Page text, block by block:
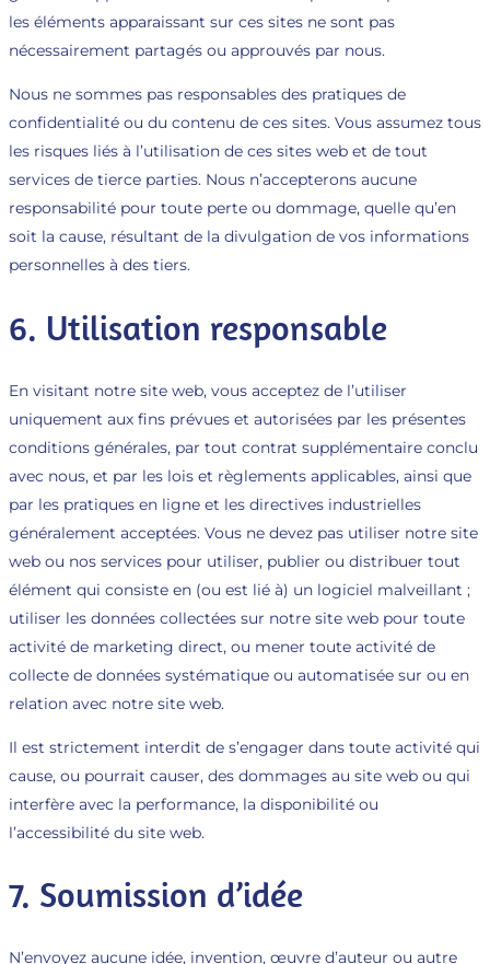
les éléments apparaissant sur ces sites ne sont pas
nécessairement partagés ou approuvés par nous.
Nous ne sommes pas responsables des pratiques de
confidentialité ou du contenu de ces sites. Vous assumez tous
les risques liés à l’utilisation de ces sites web et de tout
services de tierce parties. Nous n’accepterons aucune
responsabilité pour toute perte ou dommage, quelle qu’en
soit la cause, résultant de la divulgation de vos informations
personnelles à des tiers.
6. Utilisation responsable
En visitant notre site web, vous acceptez de l’utiliser
uniquement aux fins prévues et autorisées par les présentes
conditions générales, par tout contrat supplémentaire conclu
avec nous, et par les lois et règlements applicables, ainsi que
par les pratiques en ligne et les directives industrielles
généralement acceptées. Vous ne devez pas utiliser notre site
web ou nos services pour utiliser, publier ou distribuer tout
élément qui consiste en (ou est lié à) un logiciel malveillant ;
utiliser les données collectées sur notre site web pour toute
activité de marketing direct, ou mener toute activité de
collecte de données systématique ou automatisée sur ou en
relation avec notre site web.
Il est strictement interdit de s’engager dans toute activité qui
cause, ou pourrait causer, des dommages au site web ou qui
interfère avec la performance, la disponibilité ou
l’accessibilité du site web.
7. Soumission d’idée
N’envoyez aucune idée, invention, œuvre d’auteur ou autre